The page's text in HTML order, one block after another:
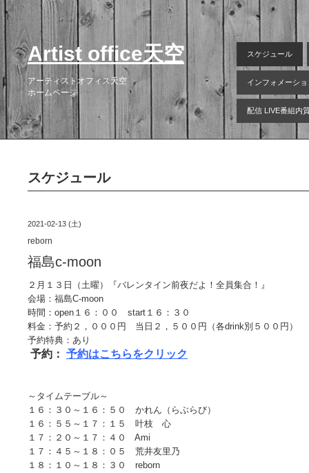
Artist office天空
アーティストオフィス天空
ホームページ
スケジュール
インフォメーショ
配信 LIVE番組内
スケジュール
2021-02-13 (土)
reborn
福島c-moon
２月１３日（土曜）『バレンタイン前夜だよ！全員集合！』
会場：福島C-moon
時間：open１６：００ start１６：３０
料金：予約２，０００円 当日２，５００円（各drink別５００円）
予約特典：あり
予約： 予約はこちらをクリック
～タイムテーブル～
１６：３０～１６：５０ かれん（らぶらび）
１６：５５～１７：１５ 叶枝 心
１７：２０～１７：４０ Ami
１７：４５～１８：０５ 荒井友里乃
１８：１０～１８：３０ reborn